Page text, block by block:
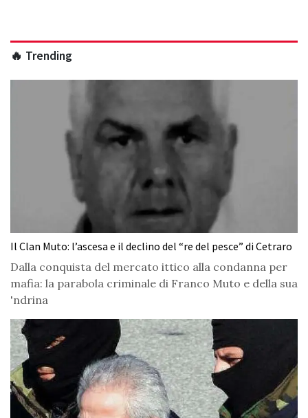
🔥 Trending
Il Clan Muto: l’ascesa e il declino del “re del pesce” di Cetraro
Dalla conquista del mercato ittico alla condanna per
mafia: la parabola criminale di Franco Muto e della sua
'ndrina